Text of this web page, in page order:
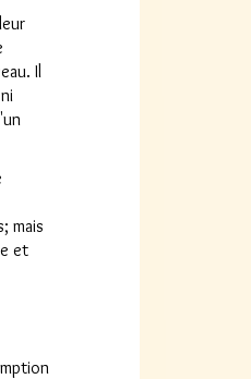
Il
mais
et